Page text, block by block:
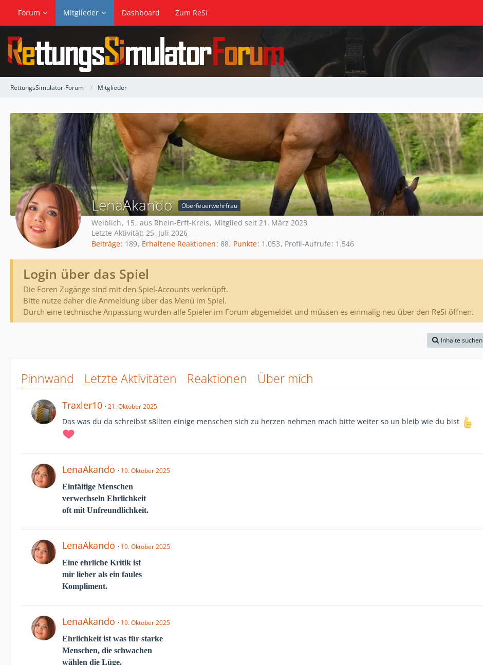
Forum Mitglieder Dashboard Zum ReSi
RettungsSimulator-Forum Mitglieder
LenaAkando Oberfeuerwehrfrau
Weiblich 15 aus Rhein-Erft-Kreis
Mitglied seit 21. März 2023
Letzte Aktivität: 25. Juli 2026
Beiträge 189 Erhaltene Reaktionen 88 Punkte 1.053 Profil-Aufrufe 1.546
Login über das Spiel
Die Foren Zugänge sind mit den Spiel-Accounts verknüpft.
Bitte nutze daher die Anmeldung über das Menü im Spiel.
Durch eine technische Anpassung wurden alle Spieler im Forum abgemeldet und müssen es einmalig neu über den ReSi öffnen.
Inhalte suchen
Pinnwand Letzte Aktivitäten Reaktionen Über mich
Traxler10 21. Oktober 2025
Das was du da schreibst s8llten einige menschen sich zu herzen nehmen mach bitte weiter so un bleib wie du bist
LenaAkando
19. Oktober 2025
Einfältige Menschen
verwechseln Ehrlichkeit
oft mit Unfreundlichkeit.
LenaAkando
19. Oktober 2025
Eine ehrliche Kritik ist
mir lieber als ein faules
Kompliment.
LenaAkando
19. Oktober 2025
Ehrlichkeit ist was für starke
Menschen, die schwachen
wählen die Lüge.